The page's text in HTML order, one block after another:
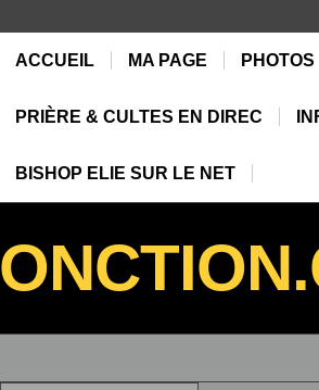
ACCUEIL MA PAGE PHOTOS
PRIÈRE & CULTES EN DIREC
BISHOP ELIE SUR LE NET